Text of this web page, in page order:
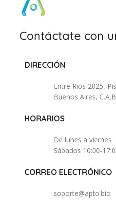
Contáctate con
DIRECCIÓN
Entre Rios 2025,
Buenos Aires,
HORARIOS
De lunes a viernes
Sábados 10:00-
CORREO ELECTRÓNICO
soporte@apto.bio